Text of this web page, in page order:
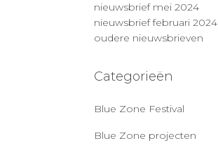
nieuwsbrief mei 2024
nieuwsbrief februari 2024
oudere nieuwsbrieven
Categorieën
Blue Zone Festival
Blue Zone projecten